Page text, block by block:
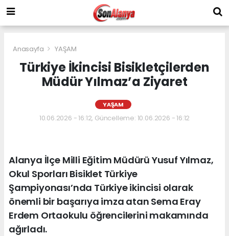
Anasayfa YAŞAM
Türkiye İkincisi Bisikletçilerden
Müdür Yılmaz’a Ziyaret
YAŞAM
10.06.2026 - 16:12, Güncelleme: 10.06.2026 - 16:12
Alanya İlçe Milli Eğitim Müdürü Yusuf Yılmaz,
Okul Sporları Bisiklet Türkiye
Şampiyonası’nda Türkiye ikincisi olarak
önemli bir başarıya imza atan Sema Eray
Erdem Ortaokulu öğrencilerini makamında
ağırladı.